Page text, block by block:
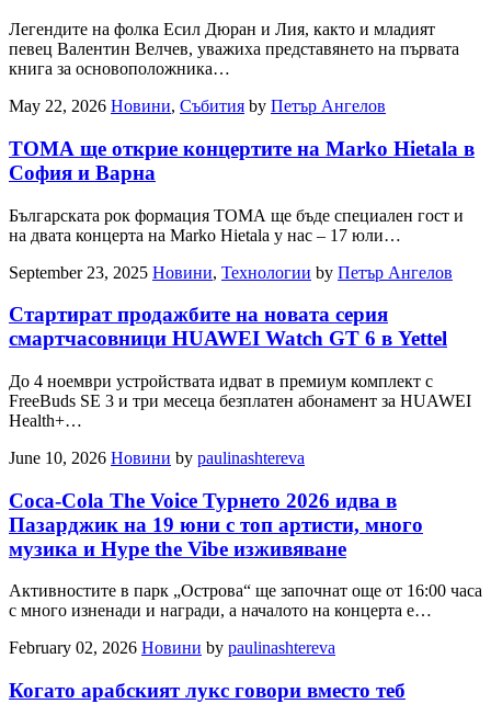
Легендите на фолка Есил Дюран и Лия, както и младият
певец Валентин Велчев, уважиха представянето на първата
книга за основоположника…
May 22, 2026 Новини, Събития by Петър Ангелов
ТОМА ще открие концертите на Marko Hietala в
София и Варна
Българската рок формация ТОМА ще бъде специален гост и
на двата концерта на Marko Hietala у нас – 17 юли…
September 23, 2025 Новини, Технологии by Петър Ангелов
Стартират продажбите на новата серия
смартчасовници HUAWEI Watch GT 6 в Yettel
До 4 ноември устройствата идват в премиум комплект с
FreeBuds SE 3 и три месеца безплатен абонамент за HUAWEI
Health+…
June 10, 2026 Новини by paulinashtereva
Coca-Cola The Voice Турнето 2026 идва в
Пазарджик на 19 юни с топ артисти, много
музика и Hype the Vibe изживяване
Активностите в парк „Острова“ ще започнат още от 16:00 часа
с много изненади и награди, а началото на концерта е…
February 02, 2026 Новини by paulinashtereva
Когато арабският лукс говори вместо теб